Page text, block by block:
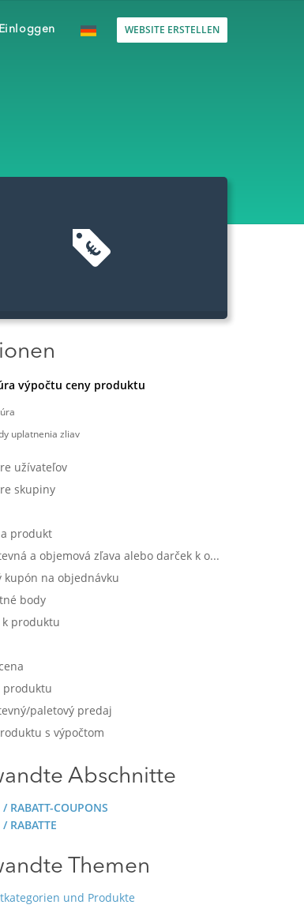
Einloggen WEBSITE ERSTELLEN
výpočtu ceny produktu
uplatnenia zliav
užívateľov
skupiny
produkt
Množstevná a objemová zľava alebo darček k objednávke
kupón na objednávku
body
k produktu
produktu
paletový predaj
s výpočtom
Abschnitte
/ RABATT-COUPONS
RABATTE
Themen
und Produkte